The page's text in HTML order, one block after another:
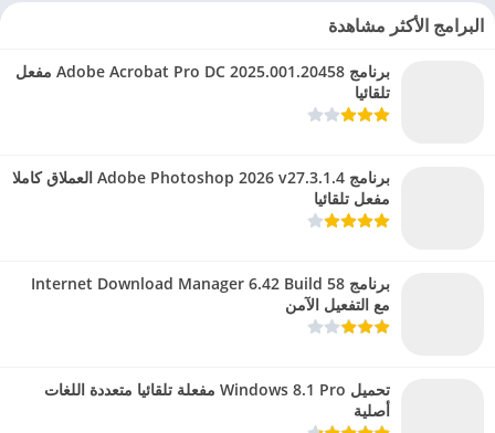
البرامج الأكثر مشاهدة
برنامج Adobe Acrobat Pro DC 2025.001.20458 مفعل
تلقائيا
برنامج Adobe Photoshop 2026 v27.3.1.4 العملاق كاملا
مفعل تلقائيا
برنامج Internet Download Manager 6.42 Build 58
مع التفعيل الآمن
تحميل Windows 8.1 Pro مفعلة تلقائيا متعددة اللغات
أصلية